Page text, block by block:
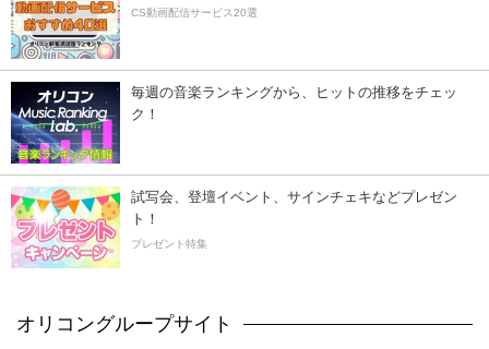
CS動画配信サービス20選
毎週の音楽ランキングから、ヒットの推移をチェッ
ク！
試写会、登壇イベント、サインチェキなどプレゼン
ト！
プレゼント特集
オリコングループサイト